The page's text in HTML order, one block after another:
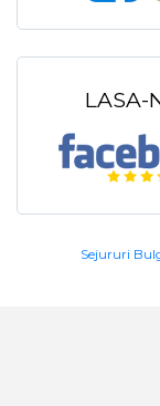
LASA-
Sejururi